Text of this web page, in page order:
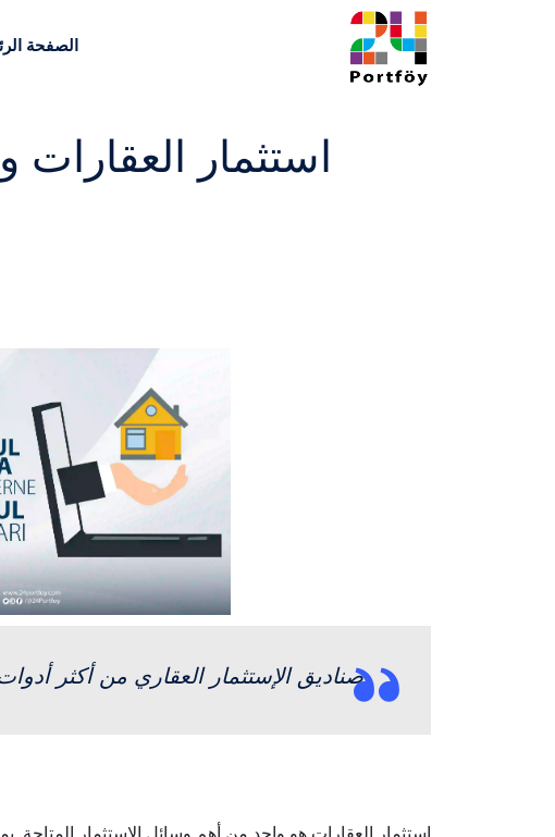
الصفحة
استثمار
صناديق الإستثمار العقاري من أكثر